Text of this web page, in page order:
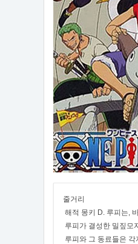
줄거리
해적 몽키 D. 루피는,
루피가 결성한 밀짚모
루피와 그 동료들은